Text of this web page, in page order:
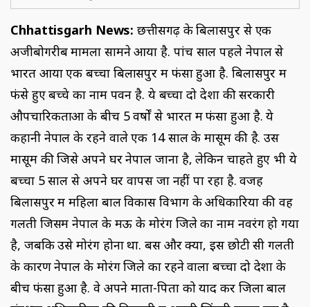
Chhattisgarh News: छत्तीसगढ़ के बिलासपुर से एक
अजीबोगरीब मामला सामने आया है. पांच साल पहले नेपाल से
भारत आया एक बच्चा बिलासपुर में फंसा हुआ है. बिलासपुर में
फंसे हुए बच्चे का नाम पवन है. ये बच्चा दो देशों की सरकारी
औपचारिकताओं के बीच 5 वर्षों से भारत में फंसा हुआ है. ये
कहानी नेपाल के रहने वाले एक 14 साल के मासूम की है. उस
मासूम की जिसे अपने घर नेपाल जाना है, लेकिन चाहते हुए भी ये
बच्चा 5 साल से अपने घर वापस जा नहीं पा रहा है. वजह
बिलासपुर में महिला बाल विकास विभाग के अधिकारियों की वह
गलती जिसमें नेपाल के मऊ के मोरंग जिले का नाम नवरंग हो गया
है, जबकि उसे मोरंग होना था. बस और क्या, इस छोटी सी गलती
के कारण नेपाल के मोरंग जिले का रहने वाला बच्चा दो देशों के
बीच फंसा हुआ है. वे अपने माता-पिता को याद कर जिला बाल